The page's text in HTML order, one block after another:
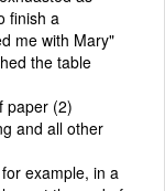
finish a
me with Mary"
the table
paper (2)
and all other
example, in a